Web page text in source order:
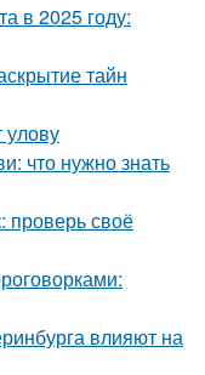
в 2025 году:
тайн
улову
что нужно знать
проверь своё
влияют на